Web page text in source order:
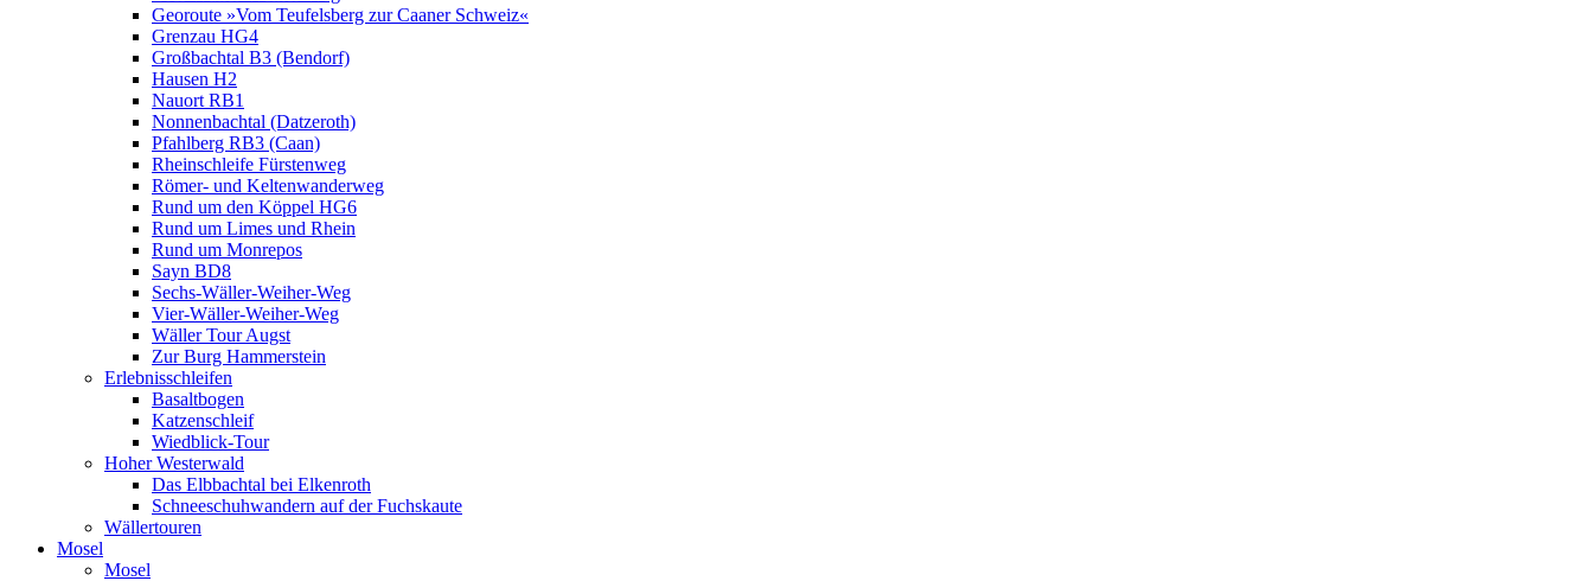
Georoute »Vom Teufelsberg zur Caaner Schweiz«
Grenzau HG4
Großbachtal B3 (Bendorf)
Hausen H2
Nauort RB1
Nonnenbachtal (Datzeroth)
Pfahlberg RB3 (Caan)
Rheinschleife Fürstenweg
Römer- und Keltenwanderweg
Rund um den Köppel HG6
Rund um Limes und Rhein
Rund um Monrepos
Sayn BD8
Sechs-Wäller-Weiher-Weg
Vier-Wäller-Weiher-Weg
Wäller Tour Augst
Zur Burg Hammerstein
Erlebnisschleifen
Basaltbogen
Katzenschleif
Wiedblick-Tour
Hoher Westerwald
Das Elbbachtal bei Elkenroth
Schneeschuhwandern auf der Fuchskaute
Wällertouren
Mosel
Mosel